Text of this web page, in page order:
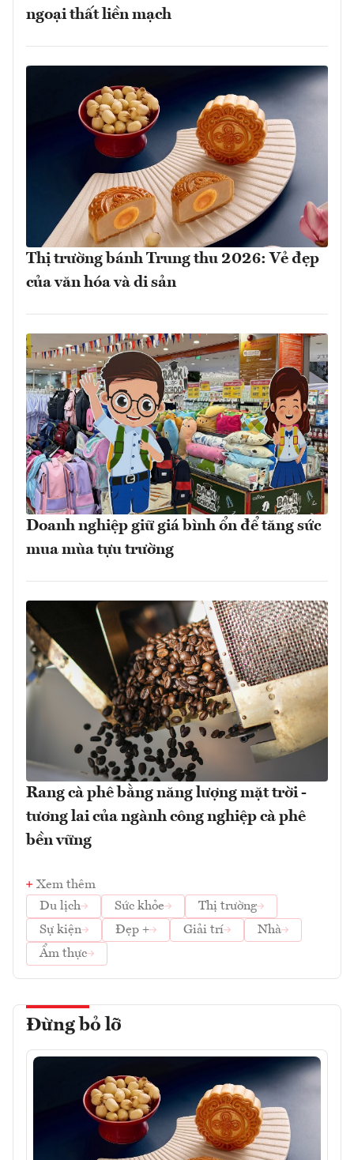
ngoại thất liền mạch
Thị trường bánh Trung thu 2026: Vẻ đẹp
của văn hóa và di sản
Doanh nghiệp giữ giá bình ổn để tăng sức
mua mùa tựu trường
Rang cà phê bằng năng lượng mặt trời -
tương lai của ngành công nghiệp cà phê
bền vững
Xem thêm
Du lịch
Sức khỏe
Thị trường
Sự kiện
Đẹp + Giải trí
Nhà
Ẩm thực
Đừng bỏ lỡ